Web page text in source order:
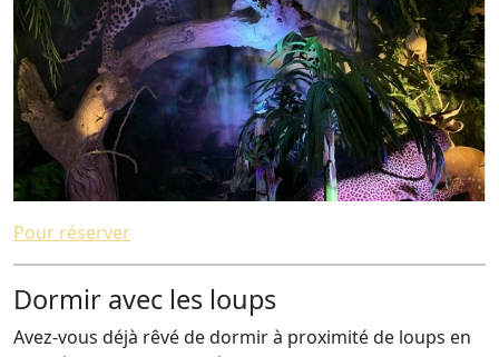
Pour réserver
Dormir avec les loups
Avez-vous déjà rêvé de dormir à proximité de loups en